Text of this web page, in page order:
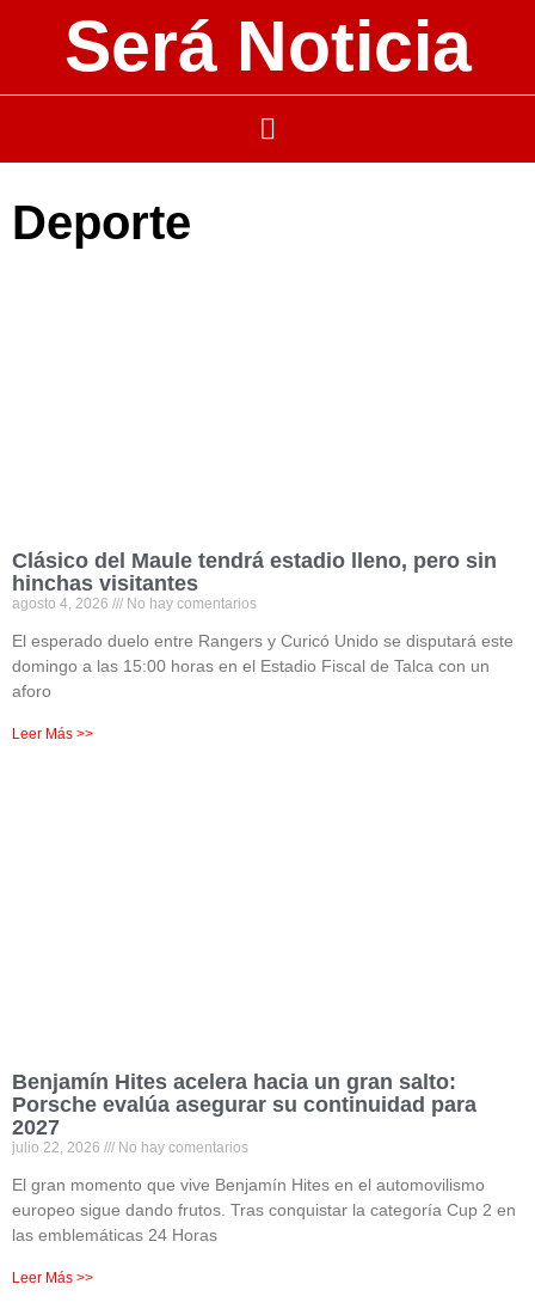
Será Noticia
Deporte
Clásico del Maule tendrá estadio lleno, pero sin
hinchas visitantes
agosto 4, 2026 No hay comentarios
El esperado duelo entre Rangers y Curicó Unido se disputará este
domingo a las 15:00 horas en el Estadio Fiscal de Talca con un
aforo
Leer Más >>
Benjamín Hites acelera hacia un gran salto:
Porsche evalúa asegurar su continuidad para
2027
julio 22, 2026 No hay comentarios
El gran momento que vive Benjamín Hites en el automovilismo
europeo sigue dando frutos. Tras conquistar la categoría Cup 2 en
las emblemáticas 24 Horas
Leer Más >>